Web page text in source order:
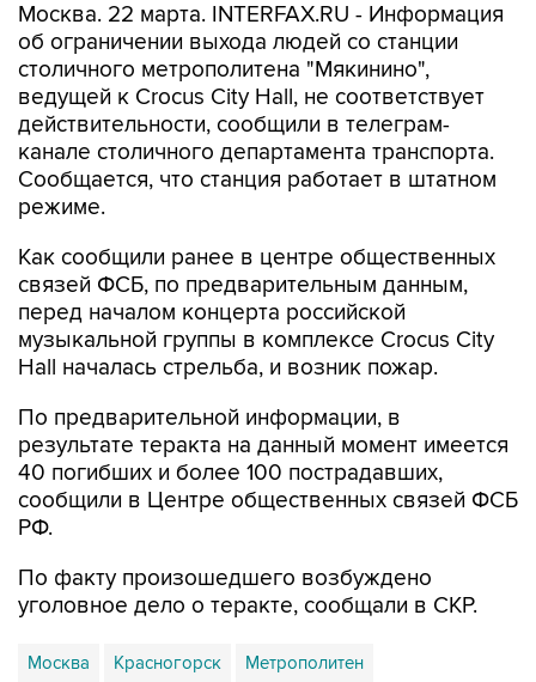
Москва. 22 марта. INTERFAX.RU - Информация
об ограничении выхода людей со станции
столичного метрополитена "Мякинино",
ведущей к Crocus City Hall, не соответствует
действительности, сообщили в телеграм-
канале столичного департамента транспорта.
Сообщается, что станция работает в штатном
режиме.
Как сообщили ранее в центре общественных
связей ФСБ, по предварительным данным,
перед началом концерта российской
музыкальной группы в комплексе Crocus City
Hall началась стрельба, и возник пожар.
По предварительной информации, в
результате теракта на данный момент имеется
40 погибших и более 100 пострадавших,
сообщили в Центре общественных связей ФСБ
РФ.
По факту произошедшего возбуждено
уголовное дело о теракте, сообщали в СКР.
Москва Красногорск Метрополитен